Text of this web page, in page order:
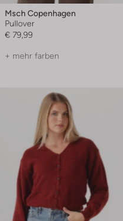
Msch Copenhagen
Pullover
€ 79,99
+ mehr farben